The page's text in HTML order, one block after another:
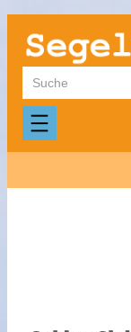
Zum
Inhalt
springen
Suchen